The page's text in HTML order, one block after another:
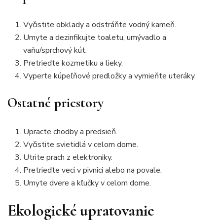
Vyčistite obklady a odstráňte vodný kameň.
Umyte a dezinfikujte toaletu, umývadlo a
vaňu/sprchový kút.
Pretrieďte kozmetiku a lieky.
Vyperte kúpeľňové predložky a vymieňte uteráky.
Ostatné priestory
Upracte chodby a predsieň.
Vyčistite svietidlá v celom dome.
Utrite prach z elektroniky.
Pretrieďte veci v pivnici alebo na povale.
Umyte dvere a kľučky v celom dome.
Ekologické upratovanie